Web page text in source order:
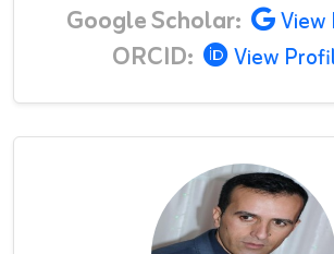
Google Scholar:
ORCID: View